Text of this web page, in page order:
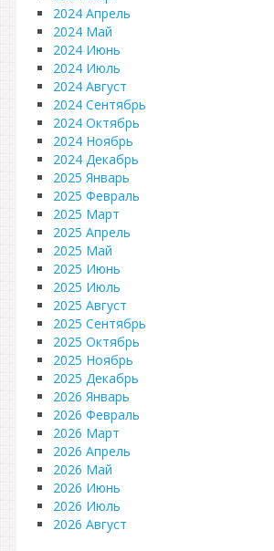
2024 Апрель
2024 Май
2024 Июнь
2024 Июль
2024 Август
2024 Сентябрь
2024 Октябрь
2024 Ноябрь
2024 Декабрь
2025 Январь
2025 Февраль
2025 Март
2025 Апрель
2025 Май
2025 Июнь
2025 Июль
2025 Август
2025 Сентябрь
2025 Октябрь
2025 Ноябрь
2025 Декабрь
2026 Январь
2026 Февраль
2026 Март
2026 Апрель
2026 Май
2026 Июнь
2026 Июль
2026 Август